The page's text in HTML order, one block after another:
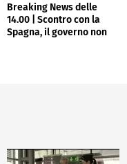
Breaking News delle
14.00 | Scontro con la
Spagna, il governo non